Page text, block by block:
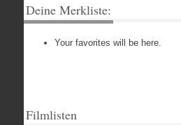
Deine Merkliste:
Your favorites will be here.
Filmlisten